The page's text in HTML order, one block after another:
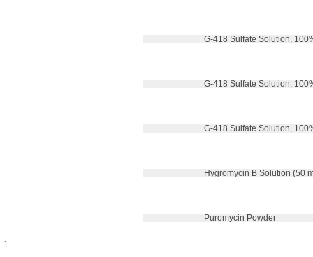
G-418 Sulfate Solution,
G-418 Sulfate Solution,
G-418 Sulfate Solution,
Hygromycin B Solution (50
Puromycin Powder
1